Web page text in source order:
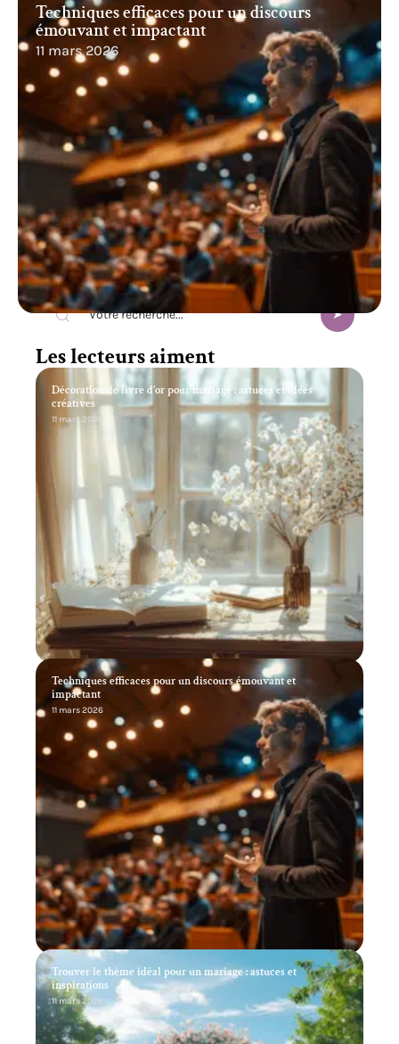
Techniques efficaces pour un discours
émouvant et impactant
11 mars 2026
Recherche
Les lecteurs aiment
Décoration de livre d’or pour mariage : astuces et idées
créatives
11 mars 2026
Techniques efficaces pour un discours émouvant et
impactant
11 mars 2026
Trouver le thème idéal pour un mariage : astuces et
inspirations
11 mars 2026